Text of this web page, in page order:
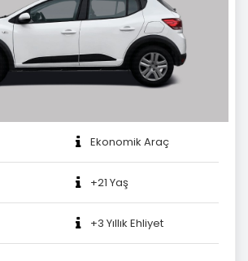
Ekonomik Araç
+21 Yaş
+3 Yıllık Ehliyet